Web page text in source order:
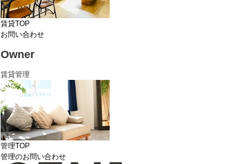
賃貸TOP
お問い合わせ
Owner
賃貸管理
管理TOP
管理のお問い合わせ